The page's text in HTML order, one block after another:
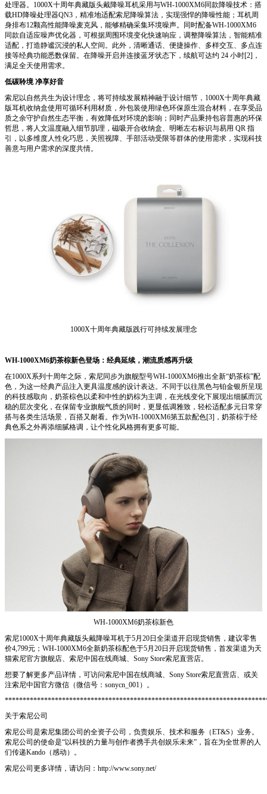
处理器。1000X十周年典藏版头戴降噪耳机采用与WH-1000XM6同款降噪技术：搭
载HD降噪处理器QN3，精准地适配索尼降噪算法，实现强悍的降噪性能；耳机周
身排布12颗高性能降噪麦克风，能够精确采集环境噪声。同时配备WH-1000XM6
同款自适应噪声优化器，可根据周围环境变化快速响应，调整降噪算法，智能精准
适配，打造静谧沉浸的私人空间。此外，清晰通话、便捷操作、多样交互、多点连
接等经典功能悉数保留。在降噪开启并连接蓝牙状态下，续航可达约 24 小时[2]，
满足全天使用需求。
低碳聆境 净享好音
索尼以自然共生为设计理念，将可持续发展精神融于设计细节，1000X十周年典藏
版耳机收纳盒使用可循环利用材质，外包装使用绿色环保原生混合材料，在享受品
质之余守护自然生态平衡，有效降低对环境的影响；同时产品秉持包容普惠的环保
哲思，将人文温度融入细节肌理，磁吸开合收纳盒、明晰左右标识与易用 QR 指
引，以多维度人性化巧思，关照视障、手部活动受限等群体的使用需求，实现科技
善意与用户需求的深度共情。
1000X十周年典藏版践行可持续发展理念
WH-1000XM6奶茶棕新色登场：经典延续，潮流质感再升级
在1000X系列十周年之际，索尼同步为旗舰型号WH-1000XM6推出全新“奶茶棕”配
色，为这一经典产品注入更具温度感的设计表达。不同于以往黑色与铂金银所呈现
的科技感取向，奶茶棕色以柔和中性的奶棕为主调，在光线变化下展现出细腻而沉
稳的层次变化，在保留专业旗舰气质的同时，更显低调雅致，轻松适配多元日常穿
搭与各类生活场景，百搭又耐看。作为WH-1000XM6第五款配色[3]，奶茶棕于经
典色系之外再添细腻格调，让个性化风格拥有更多可能。
WH-1000XM6奶茶棕新色
索尼1000X十周年典藏版头戴降噪耳机于5月20日全渠道开启现货销售，建议零售
价4,799元；WH-1000XM6全新奶茶棕配色于5月20日开启现货销售，首发渠道为天
猫索尼官方旗舰店、索尼中国在线商城、Sony Store索尼直营店。
想要了解更多产品详情，可访问索尼中国在线商城、Sony Store索尼直营店、或关
注索尼中国官方微信（微信号：sonycn_001）。
关于索尼公司
索尼公司是索尼集团公司的全资子公司，负责娱乐、技术和服务（ET&S）业务。
索尼公司的使命是“以科技的力量与创作者携手共创娱乐未来”，旨在为全世界的人
们传递Kando（感动）。
索尼公司更多详情，请访问：http://www.sony.net/